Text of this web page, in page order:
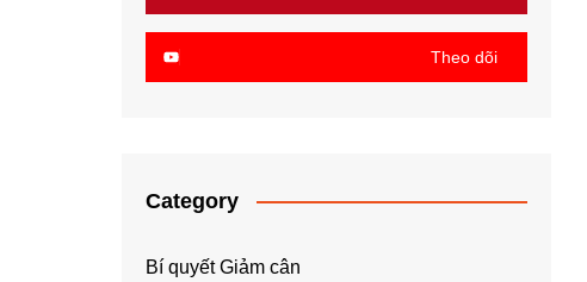
Theo dõi
Category
Bí quyết Giảm cân